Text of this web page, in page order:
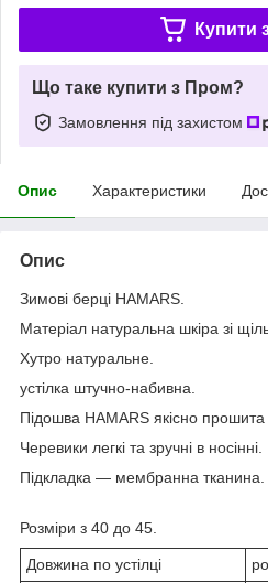
Купити
Що таке купити з Пром?
Замовлення під захистом
Опис Характеристики
Опис
Зимові берці HAMARS.
Матеріал натуральна шкіра зі
Хутро натуральне.
устілка штучно-набивна.
Підошва HAMARS якісно прошита
Черевики легкі та зручні в носінні.
Підкладка — мембранна тканина.
Розміри з 40 до 45.
Довжина по устілці